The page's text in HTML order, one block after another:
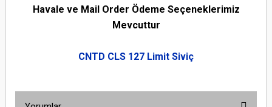
Havale ve Mail Order Ödeme Seçeneklerimiz
Mevcuttur
CNTD CLS 127 Limit Siviç